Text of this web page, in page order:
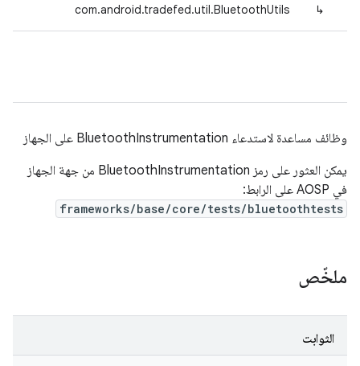
↳
com.android.tradefed.util.BluetoothUtils
وظائف مساعدة لاستدعاء BluetoothInstrumentation على الجهاز
يمكن العثور على رمز BluetoothInstrumentation من جهة الجهاز
في AOSP على الرابط:
frameworks/base/core/tests/bluetoothtests
ملخّص
الثوابت